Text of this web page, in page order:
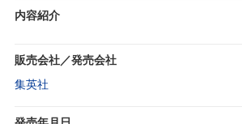
内容紹介
販売会社／発売会社
集英社